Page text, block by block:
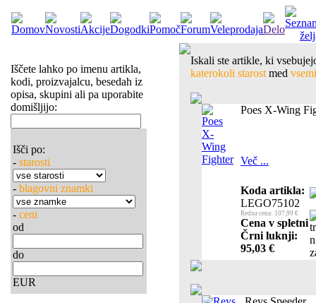
Iščete lahko po imenu artikla,
kodi, proizvajalcu, besedah iz
opisa, skupini ali pa uporabite
domišljijo:
Išči po:
- starosti
- blagovni znamki
- ceni
od
do
EUR
Iskali ste artikle, ki
katerokoli starost med
Poes X-Wing
Več ...
Koda artikla:
LEGO75102
Redna cena: 107,99 €
Cena v spletni
Črni luknji:
95,03 €